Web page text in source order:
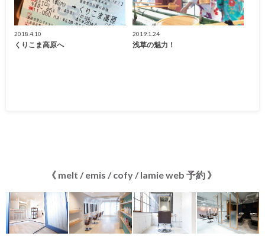
2018.4.10
くりこま高原へ
2019.1.24
浅草の魅力！
《 melt / emis / cofy / lamie web 予約 》